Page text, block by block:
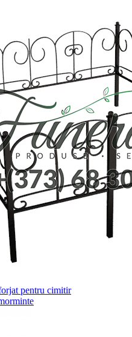
pentru cimitir